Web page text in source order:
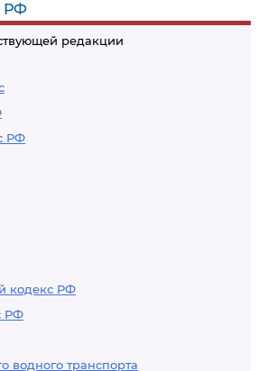
РФ
редакции
РФ
кодекс РФ
РФ
водного транспорта